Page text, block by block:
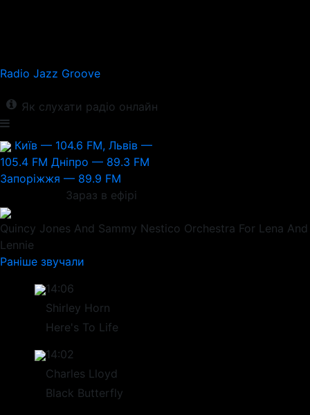
Radio Jazz Groove
Як слухати радіо онлайн
Київ — 104.6 FM, Львів —
105.4 FM Дніпро — 89.3 FM
Запоріжжя — 89.9 FM
Зараз в ефірі
Quincy Jones And Sammy Nestico Orchestra For Lena And
Lennie
Раніше звучали
14:06
Shirley Horn
Here's To Life
14:02
Charles Lloyd
Black Butterfly